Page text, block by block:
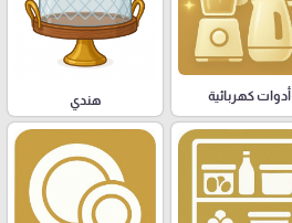
أدوات كهربائية هندي